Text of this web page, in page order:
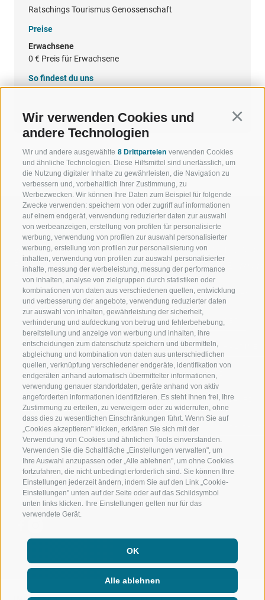
Wir verwenden Cookies und
andere Technologien
Wir und andere ausgewählte 8 Drittparteien verwenden Cookies
und ähnliche Technologien. Diese Hilfsmittel sind unerlässlich, um
die Nutzung digitaler Inhalte zu gewährleisten, die Navigation zu
verbessern und, vorbehaltlich Ihrer Zustimmung, zu
Werbezwecken. Wir können Ihre Daten zum Beispiel für folgende
Zwecke verwenden: speichern von oder zugriff auf informationen
auf einem endgerät, verwendung reduzierter daten zur auswahl
von werbeanzeigen, erstellung von profilen für personalisierte
werbung, verwendung von profilen zur auswahl personalisierter
werbung, erstellung von profilen zur personalisierung von
inhalten, verwendung von profilen zur auswahl personalisierter
inhalte, messung der werbeleistung, messung der performance
von inhalten, analyse von zielgruppen durch statistiken oder
kombinationen von daten aus verschiedenen quellen, entwicklung
und verbesserung der angebote, verwendung reduzierter daten
zur auswahl von inhalten, gewährleistung der sicherheit,
verhinderung und aufdeckung von betrug und fehlerbehebung,
bereitstellung und anzeige von werbung und inhalten, ihre
entscheidungen zum datenschutz speichern und übermitteln,
abgleichung und kombination von daten aus unterschiedlichen
quellen, verknüpfung verschiedener endgeräte, identifikation von
endgeräten anhand automatisch übermittelter informationen,
verwendung genauer standortdaten, geräte anhand von aktiv
angeforderten informationen identifizieren. Es steht Ihnen frei, Ihre
Zustimmung zu erteilen, zu verweigern oder zu widerrufen, ohne
dass dies zu wesentlichen Einschränkungen führt. Wenn Sie auf
„Cookies akzeptieren" klicken, erklären Sie sich mit der
Verwendung von Cookies und ähnlichen Tools einverstanden.
Verwenden Sie die Schaltfläche „Einstellungen verwalten", um
Ihre Auswahl anzupassen oder „Alle ablehnen", um ohne Cookies
fortzufahren, die nicht unbedingt erforderlich sind. Sie können Ihre
Einstellungen jederzeit ändern, indem Sie auf den Link „Cookie-
Einstellungen" unten auf der Seite oder auf das Schildsymbol
unten links klicken. Ihre Einstellungen gelten nur für das
verwendete Gerät.
OK
Alle ablehnen
Ratschings Tourismus Genossenschaft
Preise
Erwachsene
0 € Preis für Erwachsene
So findest du uns
WILLKOMMEN IN DER
FERIENREGION RATSCHINGS
JAUFENTAL
RATSCHINGS
RIDNAUNTAL
BERGBAHNEN
SKISCHULE RATSCHINGS
LUISL'S SKISCHULE IN RATSCHINGS
SPORT UND
MENGE
SKIFAHREN
WANDERN
HOCHALPINE
BIKEN
LANGLAUFEN
FOLGE UNS AUF SOCIAL MEDIA
IMPRESSUM |SITEMAP |TRANSPARENTE VERWALTUNG |